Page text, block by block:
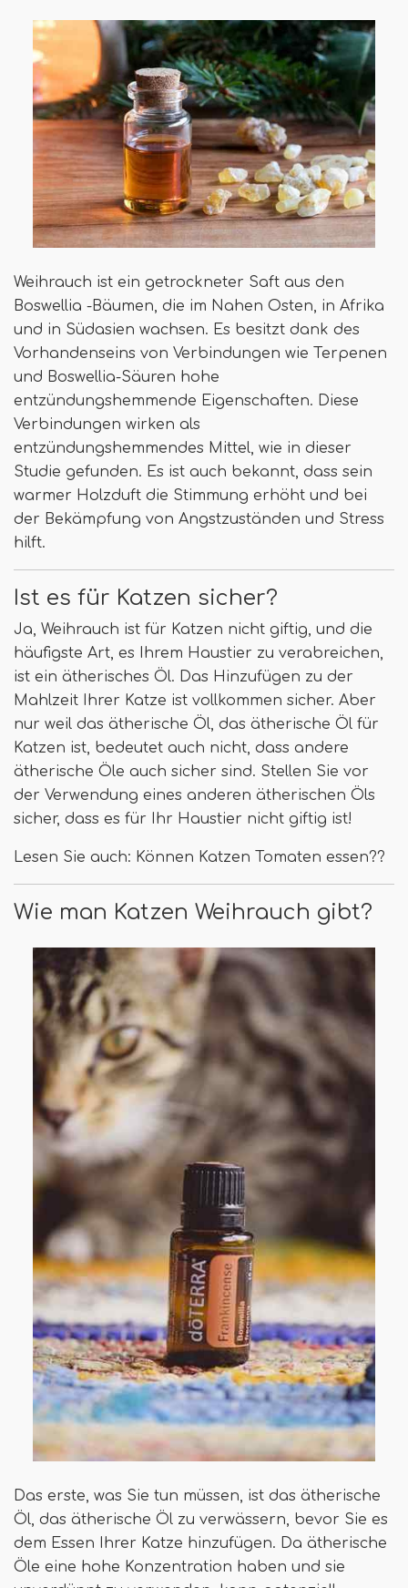
Weihrauch ist ein getrockneter Saft aus den
Boswellia -Bäumen, die im Nahen Osten, in Afrika
und in Südasien wachsen. Es besitzt dank des
Vorhandenseins von Verbindungen wie Terpenen
und Boswellia-Säuren hohe
entzündungshemmende Eigenschaften. Diese
Verbindungen wirken als
entzündungshemmendes Mittel, wie in dieser
Studie gefunden. Es ist auch bekannt, dass sein
warmer Holzduft die Stimmung erhöht und bei
der Bekämpfung von Angstzuständen und Stress
hilft.
Ist es für Katzen sicher?
Ja, Weihrauch ist für Katzen nicht giftig, und die
häufigste Art, es Ihrem Haustier zu verabreichen,
ist ein ätherisches Öl. Das Hinzufügen zu der
Mahlzeit Ihrer Katze ist vollkommen sicher. Aber
nur weil das ätherische Öl, das ätherische Öl für
Katzen ist, bedeutet auch nicht, dass andere
ätherische Öle auch sicher sind. Stellen Sie vor
der Verwendung eines anderen ätherischen Öls
sicher, dass es für Ihr Haustier nicht giftig ist!
Lesen Sie auch: Können Katzen Tomaten essen??
Wie man Katzen Weihrauch gibt?
Das erste, was Sie tun müssen, ist das ätherische
Öl, das ätherische Öl zu verwässern, bevor Sie es
dem Essen Ihrer Katze hinzufügen. Da ätherische
Öle eine hohe Konzentration haben und sie